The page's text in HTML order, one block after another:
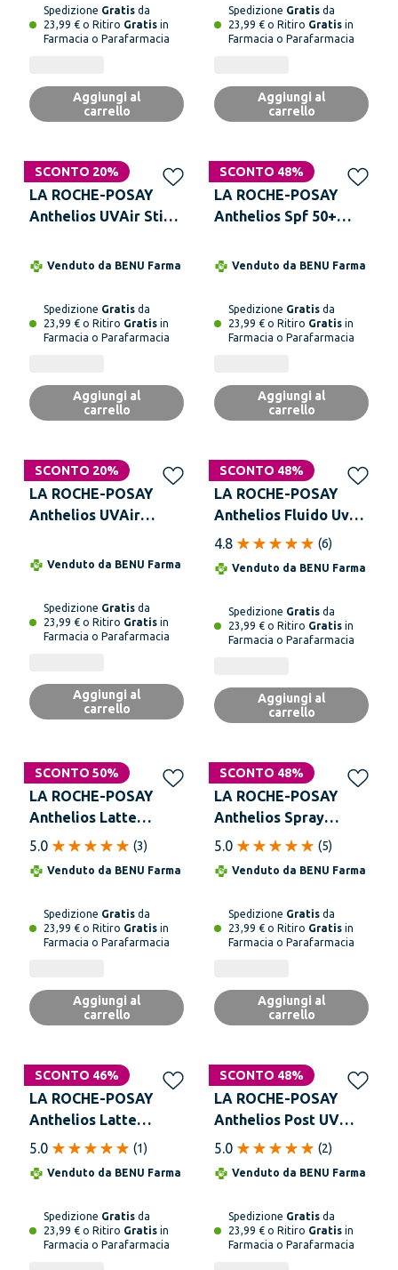
Spedizione Gratis da
23,99 € o Ritiro Gratis in
Farmacia o Parafarmacia
Aggiungi al
carrello
Spedizione Gratis da
23,99 € o Ritiro Gratis in
Farmacia o Parafarmacia
Aggiungi al
carrello
SCONTO 20%
LA ROCHE-POSAY
Anthelios UVAir Stick
Venduto da BENU Farma
Spedizione Gratis da
23,99 € o Ritiro Gratis in
Farmacia o Parafarmacia
Aggiungi al
carrello
SCONTO 48%
LA ROCHE-POSAY
Anthelios Spf 50+
Invisibile 200 ml
Venduto da BENU Farma
Spedizione Gratis da
23,99 € o Ritiro Gratis in
Farmacia o Parafarmacia
Aggiungi al
carrello
SCONTO 20%
LA ROCHE-POSAY
Anthelios UVAir
Invisibile 50 ml ad
Immediato Anti-
ossidante
Venduto da BENU Farma
Spedizione Gratis da
23,99 € o Ritiro Gratis in
Farmacia o Parafarmacia
Aggiungi al
carrello
SCONTO 48%
LA ROCHE-POSAY
Anthelios Fluido Uv
Antimacchie Spf50+
Solare Viso
4.8 (6)
Venduto da BENU Farma
Spedizione Gratis da
23,99 € o Ritiro Gratis in
Farmacia o Parafarmacia
Aggiungi al
carrello
SCONTO 50%
LA ROCHE-POSAY
Anthelios Latte
Solare 50+ Paper Pack
5.0 (3)
Venduto da BENU Farma
Spedizione Gratis da
23,99 € o Ritiro Gratis in
Farmacia o Parafarmacia
Aggiungi al
carrello
SCONTO 48%
LA ROCHE-POSAY
Anthelios Spray
Invisibile SPF 30 200
5.0 (5)
Venduto da BENU Farma
Spedizione Gratis da
23,99 € o Ritiro Gratis in
Farmacia o Parafarmacia
Aggiungi al
carrello
SCONTO 46%
LA ROCHE-POSAY
Anthelios Latte
UVmune Dermo
Solare 250 ml
5.0 (1)
Venduto da BENU Farma
Spedizione Gratis da
23,99 € o Ritiro Gratis in
Farmacia o Parafarmacia
SCONTO 48%
LA ROCHE-POSAY
Anthelios Post UV
Exposure Milky Balm
5.0 (2)
Venduto da BENU Farma
Spedizione Gratis da
23,99 € o Ritiro Gratis in
Farmacia o Parafarmacia